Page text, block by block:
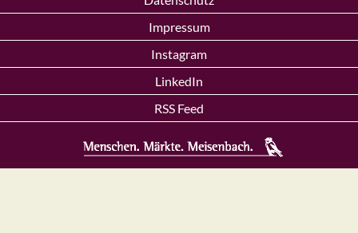
Impressum
Instagram
LinkedIn
RSS Feed